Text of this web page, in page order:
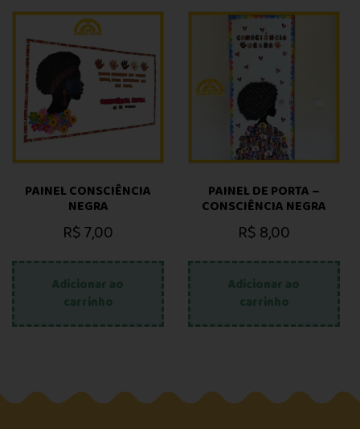
PAINEL CONSCIÊNCIA
NEGRA
R$7,00
Adicionar ao
carrinho
PAINEL DE PORTA –
CONSCIÊNCIA NEGRA
R$8,00
Adicionar ao
carrinho